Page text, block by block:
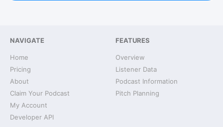
NAVIGATE
Home
Pricing
About
Claim Your Podcast
My Account
Developer API
FEATURES
Overview
Listener Data
Podcast Information
Pitch Planning